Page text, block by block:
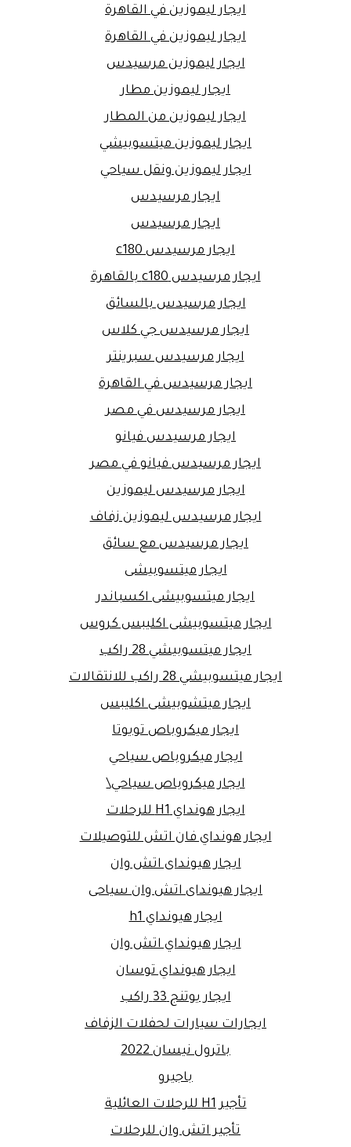
ايجار ليموزين في القاهرة
ايجار ليموزين في القاهرة
ايجار ليموزين مرسيدس
ايجار ليموزين مطار
ايجار ليموزين من المطار
ايجار ليموزين ميتسوبيشي
ايجار ليموزين ونقل سياحي
ايجار مرسيدس
ايجار مرسيدس
ايجار مرسيدس c180
ايجار مرسيدس c180 بالقاهرة
ايجار مرسيدس بالسائق
ايجار مرسيدس جي كلاس
ايجار مرسيدس سبرينتر
ايجار مرسيدس في القاهرة
ايجار مرسيدس في مصر
ايجار مرسيدس فيانو
ايجار مرسيدس فيانو في مصر
ايجار مرسيدس ليموزين
ايجار مرسيدس ليموزين زفاف
ايجار مرسيدس مع سائق
ايجار ميتسوبيشى
ايجار ميتسوبيشى اكسباندر
ايجار ميتسوبيشى اكليبس كروس
ايجار ميتسوبيشي 28 راكب
ايجار ميتسوبيشي 28 راكب للانتقالات
ايجار ميتشوبيشى اكليبس
ايجار ميكروباص تويوتا
ايجار ميكروباص سياحي
ايجار ميكروباص سياحي\
ايجار هونداي H1 للرحلات
ايجار هونداي فان اتش للتوصيلات
ايجار هيونداى اتش وان
ايجار هيونداى اتش وان سياحى
ايجار هيونداي h1
ايجار هيونداي اتش وان
ايجار هيونداي توسان
ايجار يوتنج 33 راكب
ايجارات سيارات لحفلات الزفاف
باترول نيسان 2022
باجيرو
تأجير H1 للرحلات العائلية
تأجير اتش وان للرحلات